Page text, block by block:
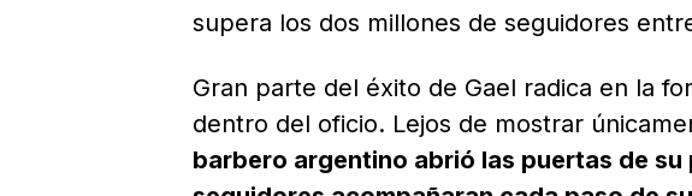
supera los dos millones de seguidores
Gran parte del éxito de Gael radica en la
dentro del oficio. Lejos de mostrar
barbero argentino abrió las puertas de